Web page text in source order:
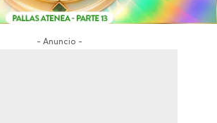
- Anuncio -